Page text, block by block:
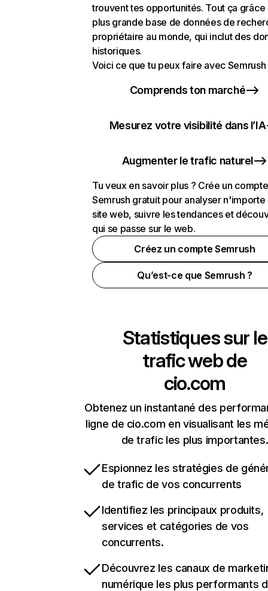
trouvent tes opportunités. Tout ça grâce
plus grande base de données de
propriétaire au monde, qui inclut des
historiques.
Voici ce que tu peux faire avec Semrush
Comprends ton marché
Mesurez votre visibilité dans l’IA
Augmenter le trafic naturel
Tu veux en savoir plus ? Crée un compte
Semrush gratuit pour analyser n'importe
site web, suivre les tendances et
qui se passe sur le web.
Créez un compte Semrush
Qu’est-ce que Semrush ?
Statistiques sur le
trafic web de
cio.com
Obtenez un instantané des
ligne de cio.com en visualisant les
de trafic les plus importantes.
Espionnez les stratégies de
de trafic de vos concurrents
Identifiez les principaux produits,
services et catégories de vos
concurrents.
Découvrez les canaux de
numérique les plus performants